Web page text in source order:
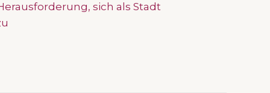
sich als Stadt